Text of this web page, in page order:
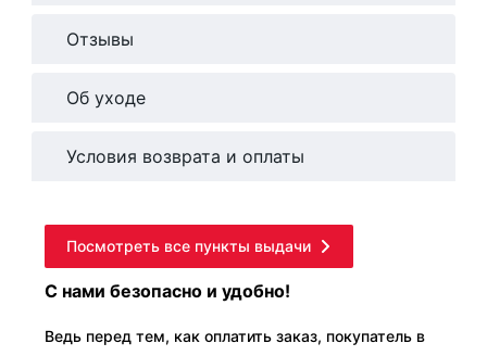
Отзывы
Об уходе
Условия возврата и оплаты
Посмотреть все пункты выдачи
С нами безопасно и удобно!
Ведь перед тем, как оплатить заказ, покупатель в